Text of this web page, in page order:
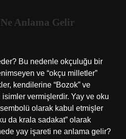
Anlama Gelir
Bu nedenle okçuluğu bir
ve “okçu milletler”
kendilerine “Bozok” ve
vermişlerdir. Yay ve oku
olarak kabul etmişler
da krala sadakat” olarak
yay işareti ne anlama gelir?